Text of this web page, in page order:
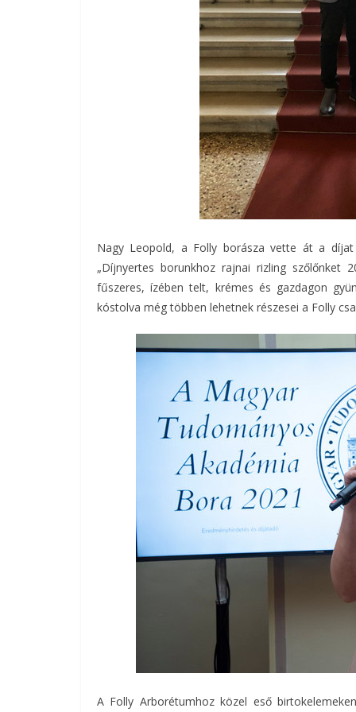
Nagy Leopold, a Folly borásza vette át a díjat
„Díjnyertes borunkhoz rajnai rizling szőlőnket
fűszeres, ízében telt, krémes és gazdagon
kóstolva még többen lehetnek részesei a Folly
A Folly Arborétumhoz közel eső